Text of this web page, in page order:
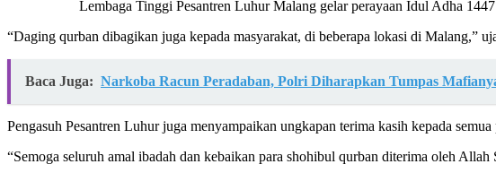
Lembaga Tinggi Pesantren Luhur Malang gelar perayaan Idul Adha
“Daging qurban dibagikan juga kepada masyarakat, di beberapa lokasi di Malang,”
Baca Juga: Narkoba Racun Peradaban, Polri Diharapkan Tumpas
Pengasuh Pesantren Luhur juga menyampaikan ungkapan terima kasih kepada
“Semoga seluruh amal ibadah dan kebaikan para shohibul qurban diterima oleh